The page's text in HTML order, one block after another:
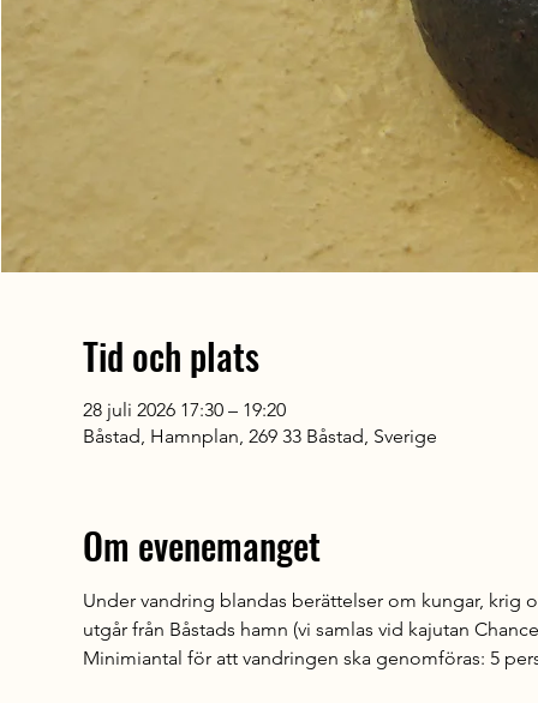
Tid och plats
28 juli 2026 17:30 – 19:20
Båstad, Hamnplan, 269 33 Båstad, Sverige
Om evenemanget
Under vandring blandas berättelser om kungar, krig
utgår från Båstads hamn (vi samlas vid kajutan
Minimiantal för att vandringen ska genomföras: 5